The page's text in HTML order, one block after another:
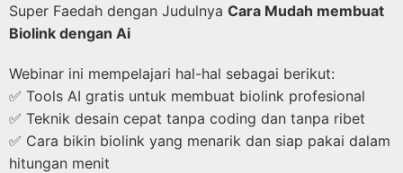
Super Faedah dengan Judulnya Cara Mudah membuat
Biolink dengan Ai
Webinar ini mempelajari hal-hal sebagai berikut:
✅ Tools AI gratis untuk membuat biolink profesional
✅ Teknik desain cepat tanpa coding dan tanpa ribet
✅ Cara bikin biolink yang menarik dan siap pakai dalam
hitungan menit